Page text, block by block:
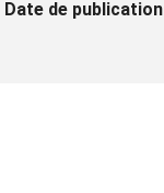
Date de publication